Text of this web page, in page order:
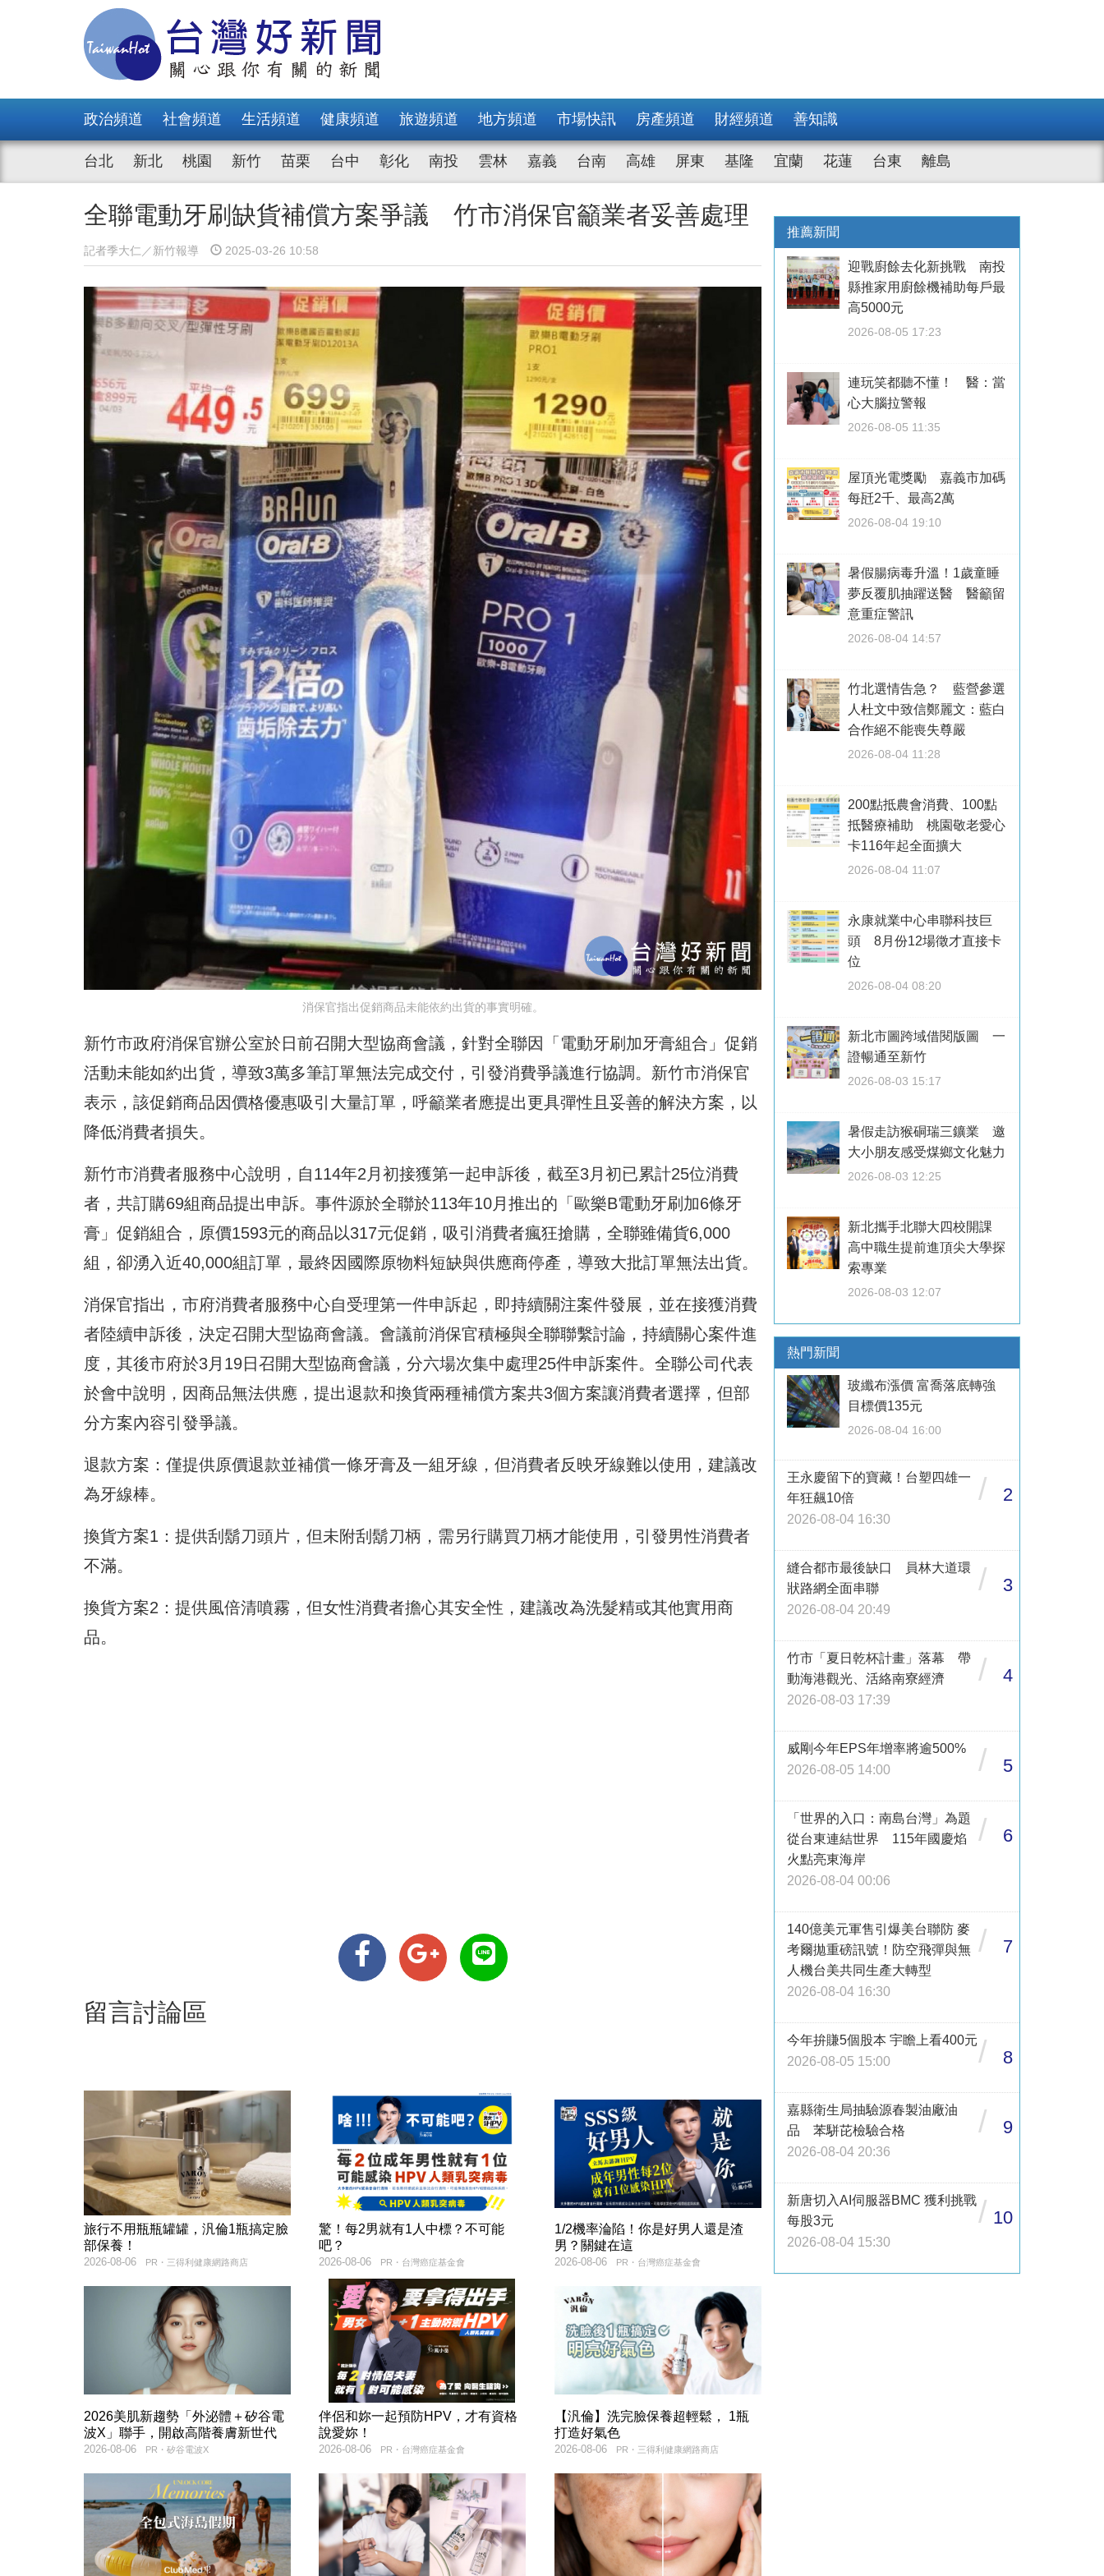
政治頻道 社會頻道 生活頻道 健康頻道 旅遊頻道 地方頻道 市場快訊 房產頻道 財經頻道 善知識
台北 新北 桃園 新竹 苗栗 台中 彰化 南投 雲林 嘉義 台南 高雄 屏東 基隆 宜蘭 花蓮 台東 離島
全聯電動牙刷缺貨補償方案爭議 竹市消保官籲業者妥善處理
記者季大仁／新竹報導 2025-03-26 10:58
消保官指出促銷商品未能依約出貨的事實明確。
新竹市政府消保官辦公室於日前召開大型協商會議，針對全聯因「電動牙刷加牙膏組合」促銷
活動未能如約出貨，導致3萬多筆訂單無法完成交付，引發消費爭議進行協調。新竹市消保官
表示，該促銷商品因價格優惠吸引大量訂單，呼籲業者應提出更具彈性且妥善的解決方案，以
降低消費者損失。
新竹市消費者服務中心說明，自114年2月初接獲第一起申訴後，截至3月初已累計25位消費
者，共訂購69組商品提出申訴。事件源於全聯於113年10月推出的「歐樂B電動牙刷加6條牙
膏」促銷組合，原價1593元的商品以317元促銷，吸引消費者瘋狂搶購，全聯雖備貨6,000
組，卻湧入近40,000組訂單，最終因國際原物料短缺與供應商停產，導致大批訂單無法出貨。
消保官指出，市府消費者服務中心自受理第一件申訴起，即持續關注案件發展，並在接獲消費
者陸續申訴後，決定召開大型協商會議。會議前消保官積極與全聯聯繫討論，持續關心案件進
度，其後市府於3月19日召開大型協商會議，分六場次集中處理25件申訴案件。全聯公司代表
於會中說明，因商品無法供應，提出退款和換貨兩種補償方案共3個方案讓消費者選擇，但部
分方案內容引發爭議。
退款方案：僅提供原價退款並補償一條牙膏及一組牙線，但消費者反映牙線難以使用，建議改
為牙線棒。
換貨方案1：提供刮鬍刀頭片，但未附刮鬍刀柄，需另行購買刀柄才能使用，引發男性消費者
不滿。
換貨方案2：提供風倍清噴霧，但女性消費者擔心其安全性，建議改為洗髮精或其他實用商
品。
留言討論區
旅行不用瓶瓶罐罐，汎倫1瓶搞定臉
部保養！
PR・三得利健康網路商店
2026-08-06
驚！每2男就有1人中標？不可能
吧？
PR・台灣癌症基金會
2026-08-06
1/2機率淪陷！你是好男人還是渣
男？關鍵在這
PR・台灣癌症基金會
2026-08-06
2026美肌新趨勢「外泌體＋矽谷電
波X」聯手，開啟高階養膚新世代
PR・矽谷電波X
2026-08-06
伴侶和妳一起預防HPV，才有資格
說愛妳！
PR・台灣癌症基金會
2026-08-06
【汎倫】洗完臉保養超輕鬆， 1瓶
打造好氣色
PR・三得利健康網路商店
2026-08-06
推薦新聞
迎戰廚餘去化新挑戰 南投
縣推家用廚餘機補助每戶最
高5000元
2026-08-05 17:23
連玩笑都聽不懂！ 醫：當
心大腦拉警報
2026-08-05 11:35
屋頂光電獎勵 嘉義市加碼
每瓩2千、最高2萬
2026-08-04 19:10
暑假腸病毒升溫！1歲童睡
夢反覆肌抽躍送醫 醫籲留
意重症警訊
2026-08-04 14:57
竹北選情告急？ 藍營參選
人杜文中致信鄭麗文：藍白
合作絕不能喪失尊嚴
2026-08-04 11:28
200點抵農會消費、100點
抵醫療補助 桃園敬老愛心
卡116年起全面擴大
2026-08-04 11:07
永康就業中心串聯科技巨
頭 8月份12場徵才直接卡
位
2026-08-04 08:20
新北市圖跨域借閱版圖 一
證暢通至新竹
2026-08-03 15:17
暑假走訪猴硐瑞三鑛業 邀
大小朋友感受煤鄉文化魅力
2026-08-03 12:25
新北攜手北聯大四校開課
高中職生提前進頂尖大學探
索專業
2026-08-03 12:07
熱門新聞
玻纖布漲價 富喬落底轉強
目標價135元
2026-08-04 16:00
王永慶留下的寶藏！台塑四雄一
年狂飆10倍
2026-08-04 16:30
/ 2
縫合都市最後缺口 員林大道環
狀路網全面串聯
2026-08-04 20:49
/ 3
竹市「夏日乾杯計畫」落幕 帶
動海港觀光、活絡南寮經濟
2026-08-03 17:39
/ 4
威剛今年EPS年增率將逾500%
2026-08-05 14:00
/ 5
「世界的入口：南島台灣」為題
從台東連結世界 115年國慶焰
火點亮東海岸
2026-08-04 00:06
/ 6
140億美元軍售引爆美台聯防 麥
考爾拋重磅訊號！防空飛彈與無
人機台美共同生產大轉型
2026-08-04 16:30
/ 7
今年拚賺5個股本 宇瞻上看400元
2026-08-05 15:00
/ 8
嘉縣衛生局抽驗源春製油廠油
品 苯駢芘檢驗合格
2026-08-04 20:36
/ 9
新唐切入AI伺服器BMC 獲利挑戰
每股3元
2026-08-04 15:30
/ 10